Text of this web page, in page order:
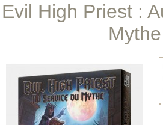
Evil High Priest :
Mythe